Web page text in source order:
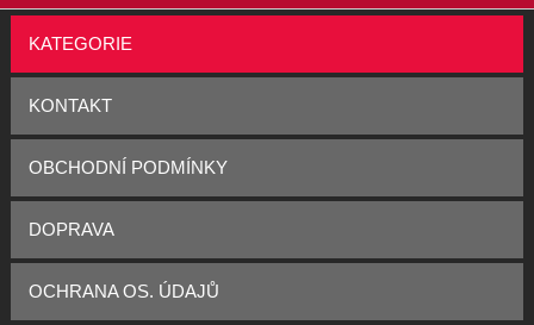
KATEGORIE
KONTAKT
OBCHODNÍ PODMÍNKY
DOPRAVA
OCHRANA OS. ÚDAJŮ